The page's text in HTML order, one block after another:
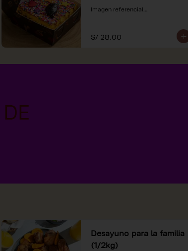
Imagen referencial
expresados en soles e incluyen
impuestos de ley y recargo al
S/ 28.00
Desayuno para la familia
(1/2kg)